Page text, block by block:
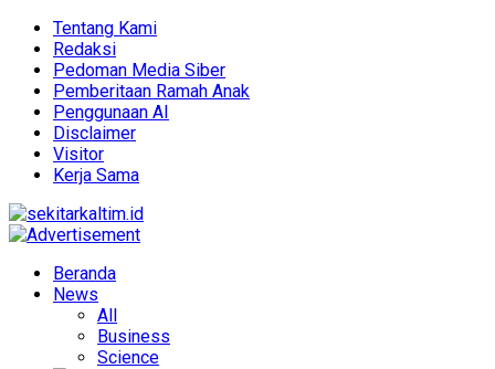
Tentang Kami
Redaksi
Pedoman Media Siber
Pemberitaan Ramah Anak
Penggunaan AI
Disclaimer
Visitor
Kerja Sama
Beranda
News
All
Business
Science